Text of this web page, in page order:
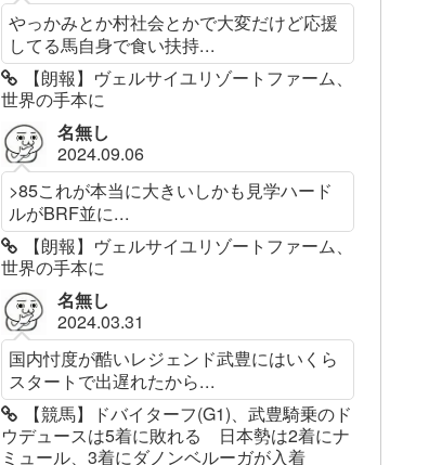
やっかみとか村社会とかで大変だけど応援
してる馬自身で食い扶持...
【朗報】ヴェルサイユリゾートファーム、
世界の手本に
名無し
2024.09.06
>85これが本当に大きいしかも見学ハード
ルがBRF並に...
【朗報】ヴェルサイユリゾートファーム、
世界の手本に
名無し
2024.03.31
国内忖度が酷いレジェンド武豊にはいくら
スタートで出遅れたから...
【競馬】ドバイターフ(G1)、武豊騎乗のド
ウデュースは5着に敗れる 日本勢は2着にナ
ミュール、3着にダノンベルーガが入着